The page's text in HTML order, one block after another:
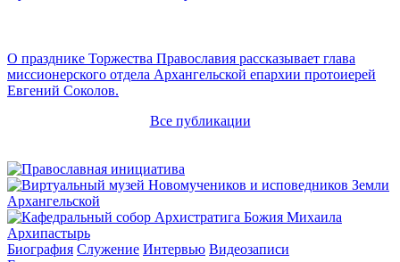
О празднике Торжества Православия рассказывает глава
миссионерского отдела Архангельской епархии протоиерей
Евгений Соколов.
Все публикации
Архипастырь
Биография Служение Интервью Видеозаписи